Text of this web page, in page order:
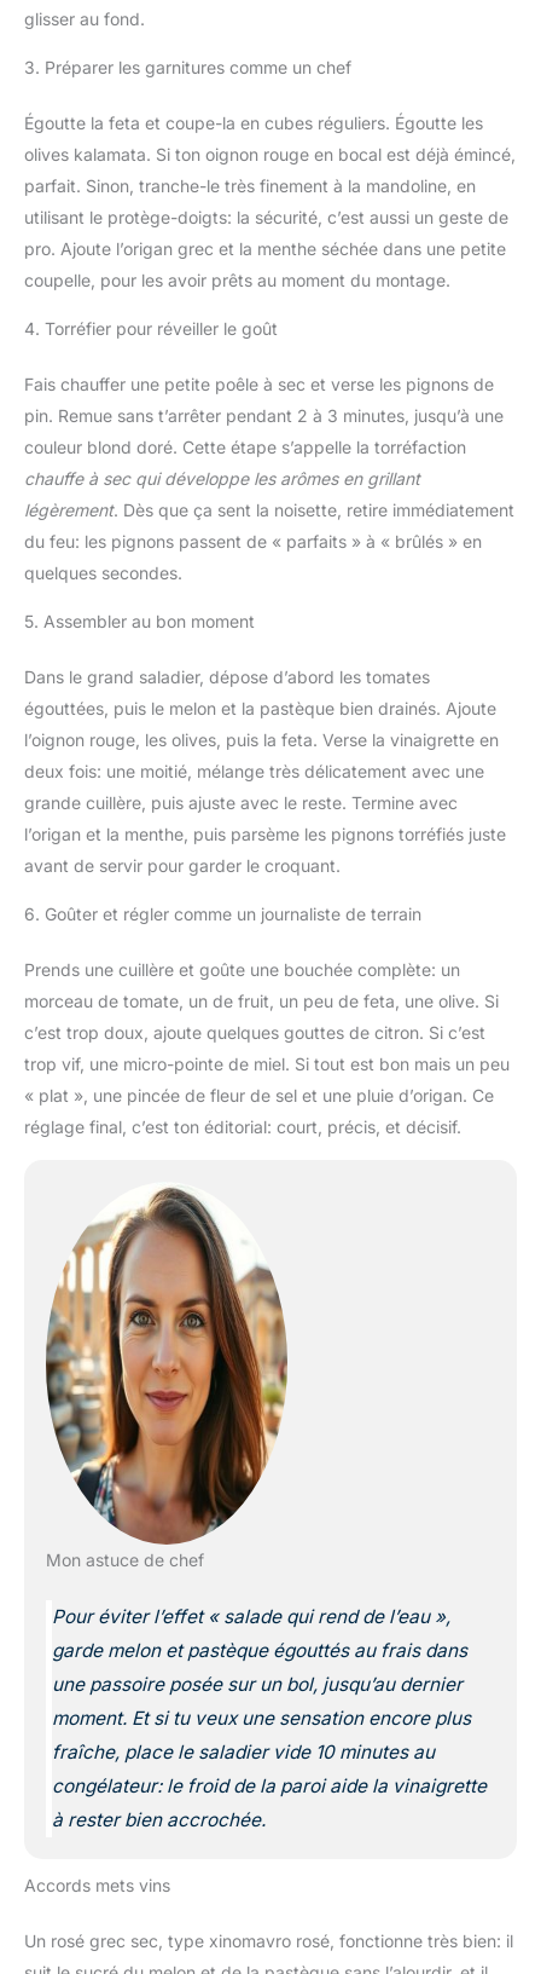
glisser au fond.
3. Préparer les garnitures comme un chef
Égoutte la feta et coupe-la en cubes réguliers. Égoutte les
olives kalamata. Si ton oignon rouge en bocal est déjà émincé,
parfait. Sinon, tranche-le très finement à la mandoline, en
utilisant le protège-doigts: la sécurité, c’est aussi un geste de
pro. Ajoute l’origan grec et la menthe séchée dans une petite
coupelle, pour les avoir prêts au moment du montage.
4. Torréfier pour réveiller le goût
Fais chauffer une petite poêle à sec et verse les pignons de
pin. Remue sans t’arrêter pendant 2 à 3 minutes, jusqu’à une
couleur blond doré. Cette étape s’appelle la torréfaction
chauffe à sec qui développe les arômes en grillant
légèrement. Dès que ça sent la noisette, retire immédiatement
du feu: les pignons passent de « parfaits » à « brûlés » en
quelques secondes.
5. Assembler au bon moment
Dans le grand saladier, dépose d’abord les tomates
égouttées, puis le melon et la pastèque bien drainés. Ajoute
l’oignon rouge, les olives, puis la feta. Verse la vinaigrette en
deux fois: une moitié, mélange très délicatement avec une
grande cuillère, puis ajuste avec le reste. Termine avec
l’origan et la menthe, puis parsème les pignons torréfiés juste
avant de servir pour garder le croquant.
6. Goûter et régler comme un journaliste de terrain
Prends une cuillère et goûte une bouchée complète: un
morceau de tomate, un de fruit, un peu de feta, une olive. Si
c’est trop doux, ajoute quelques gouttes de citron. Si c’est
trop vif, une micro-pointe de miel. Si tout est bon mais un peu
« plat », une pincée de fleur de sel et une pluie d’origan. Ce
réglage final, c’est ton éditorial: court, précis, et décisif.
Mon astuce de chef
Pour éviter l’effet « salade qui rend de l’eau »,
garde melon et pastèque égouttés au frais dans
une passoire posée sur un bol, jusqu’au dernier
moment. Et si tu veux une sensation encore plus
fraîche, place le saladier vide 10 minutes au
congélateur: le froid de la paroi aide la vinaigrette
à rester bien accrochée.
Accords mets vins
Un rosé grec sec, type xinomavro rosé, fonctionne très bien: il